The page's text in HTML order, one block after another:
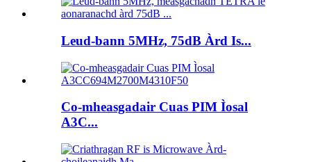
Leud-bann 5MHz, 75dB Àrd Is...
Co-mheasgadair Cuas PIM Ìosal
A3C...